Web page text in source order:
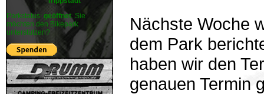
Parkstatus: geöffnet. Sie
möchten den Bikepark
unterstützen?
Nächste Woche
dem Park
haben wir den
genauen Termin